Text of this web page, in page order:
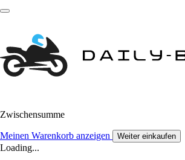
Zwischensumme
Meinen Warenkorb anzeigen Weiter einkaufen
Loading...